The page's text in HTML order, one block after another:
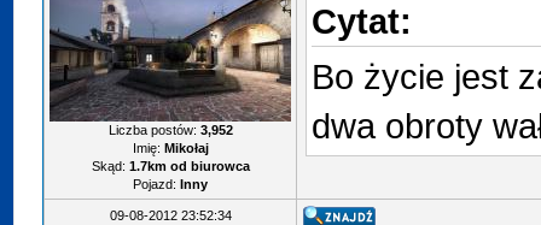
Liczba postów: 3,952
Imię: Mikołaj
Skąd: 1.7km od biurowca
Pojazd: Inny
Cytat:
Bo życie jest
dwa obroty
09-08-2012 23:52:34